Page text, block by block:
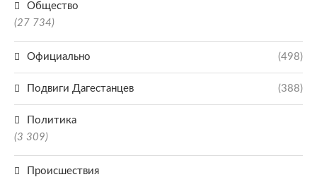
Общество
(27 734)
Официально (498)
Подвиги Дагестанцев (388)
Политика
(3 309)
Происшествия